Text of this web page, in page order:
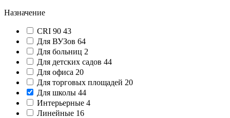
Назначение
CRI 90 43
Для ВУЗов 64
Для больниц 2
Для детских садов 44
Для офиса 20
Для торговых площадей 20
Для школы 44
Интерьерные 4
Линейные 16